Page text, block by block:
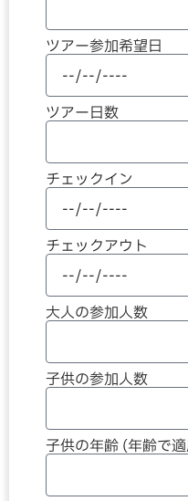
ツアー参加希望日
ツアー日数
チェックイン
チェックアウト
大人の参加人数
子供の参加人数
子供の年齢 (年齢で